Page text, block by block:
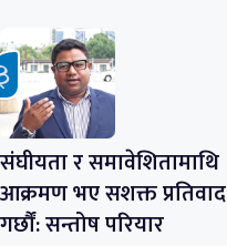
संघीयता र समावेशितामाथि
आक्रमण भए सशक्त प्रतिवाद
गर्छौं: सन्तोष परियार